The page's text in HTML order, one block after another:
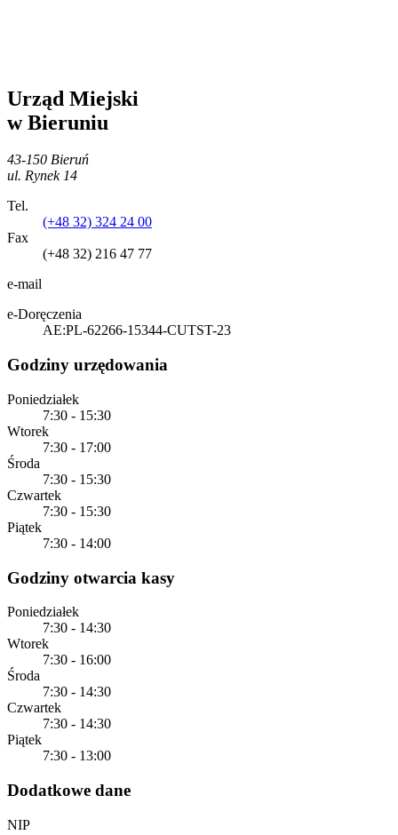
Urząd Miejski
w Bieruniu
43-150 Bieruń
ul. Rynek 14
Tel.
(+48 32) 324 24 00
Fax
(+48 32) 216 47 77
e-mail
e-Doręczenia
AE:PL-62266-15344-CUTST-23
Godziny urzędowania
Poniedziałek
7:30 - 15:30
Wtorek
7:30 - 17:00
Środa
7:30 - 15:30
Czwartek
7:30 - 15:30
Piątek
7:30 - 14:00
Godziny otwarcia kasy
Poniedziałek
7:30 - 14:30
Wtorek
7:30 - 16:00
Środa
7:30 - 14:30
Czwartek
7:30 - 14:30
Piątek
7:30 - 13:00
Dodatkowe dane
NIP